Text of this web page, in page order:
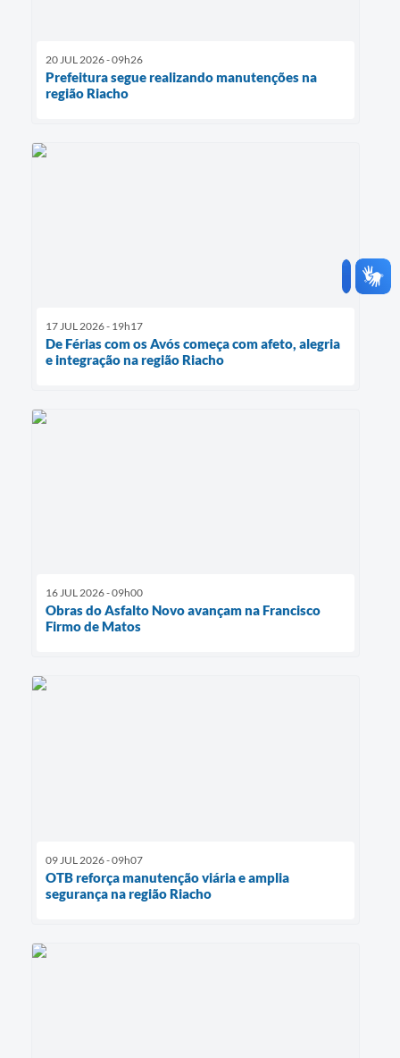
20 JUL 2026 - 09h26
Prefeitura segue realizando manutenções na
região Riacho
17 JUL 2026 - 19h17
De Férias com os Avós começa com afeto, alegria
e integração na região Riacho
16 JUL 2026 - 09h00
Obras do Asfalto Novo avançam na Francisco
Firmo de Matos
09 JUL 2026 - 09h07
OTB reforça manutenção viária e amplia
segurança na região Riacho